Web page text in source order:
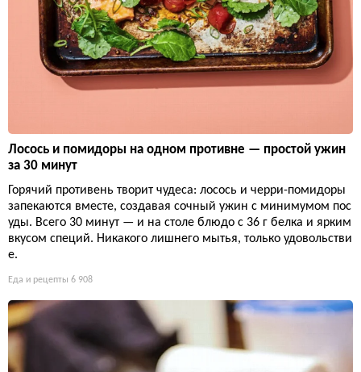
Лосось и помидоры на одном противне — простой ужин
за 30 минут
Горячий противень творит чудеса: лосось и черри-помидоры
запекаются вместе, создавая сочный ужин с минимумом пос
уды. Всего 30 минут — и на столе блюдо с 36 г белка и ярким
вкусом специй. Никакого лишнего мытья, только удовольстви
е.
Еда и рецепты 6 908